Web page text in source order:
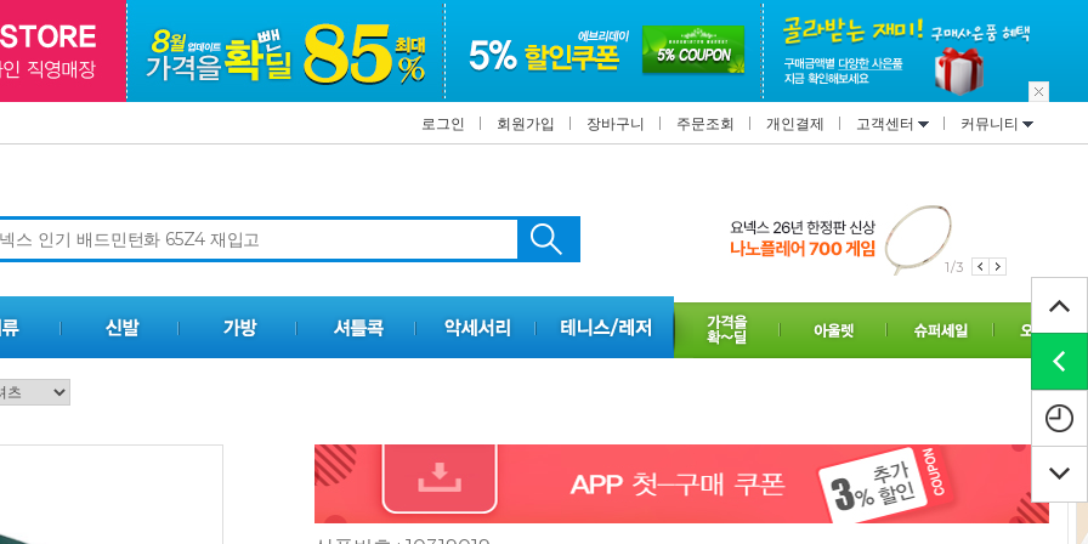
로그인 회원가입 장바구니 주문조회 개인결제 고객센터 커뮤니티
1/3